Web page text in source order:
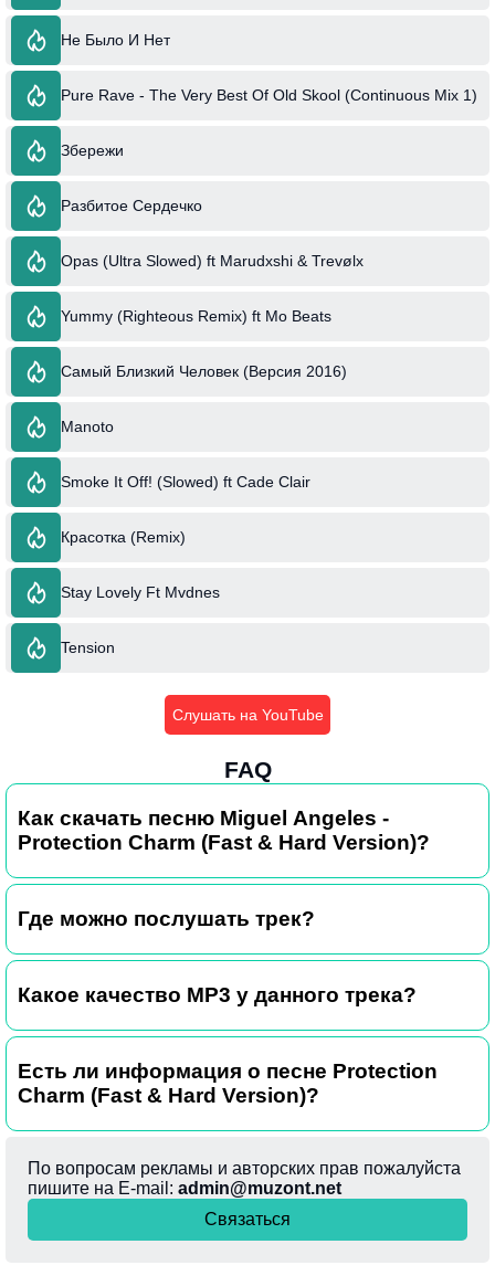
Не Было И Нет
Pure Rave - The Very Best Of Old Skool (Continuous Mix 1)
Збережи
Разбитое Сердечко
Opas (Ultra Slowed) ft Marudxshi & Trevølx
Yummy (Righteous Remix) ft Mo Beats
Самый Близкий Человек (Версия 2016)
Manoto
Smoke It Off! (Slowed) ft Cade Clair
Красотка (Remix)
Stay Lovely Ft Mvdnes
Tension
Слушать на YouTube
FAQ
Как скачать песню Miguel Angeles -
Protection Charm (Fast & Hard Version)?
Где можно послушать трек?
Какое качество MP3 у данного трека?
Есть ли информация о песне Protection
Charm (Fast & Hard Version)?
По вопросам рекламы и авторских прав пожалуйста
пишите на E-mail: admin@muzont.net
Связаться